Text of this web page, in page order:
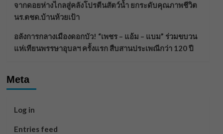
จากดอยห่างไกลสู่คลังโปรตีนสัตว์น้ำ ยกระดับคุณภาพชีวิต
นร.ตชด.บ้านห้วยเป้า
อลังการกลางเมืองดอกบัว! “เพชร – แอ้ม – แบม” ร่วมขบวน
แห่เทียนพรรษาอุบลฯ ครั้งแรก สืบสานประเพณีกว่า 120 ปี
Meta
Log in
Entries feed